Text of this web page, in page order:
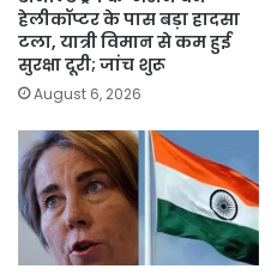
हेलीकॉप्टर के पास बड़ा हादसा
टला, यात्री विमान से कम हुई
सुरक्षा दूरी; जांच शुरू
August 6, 2026